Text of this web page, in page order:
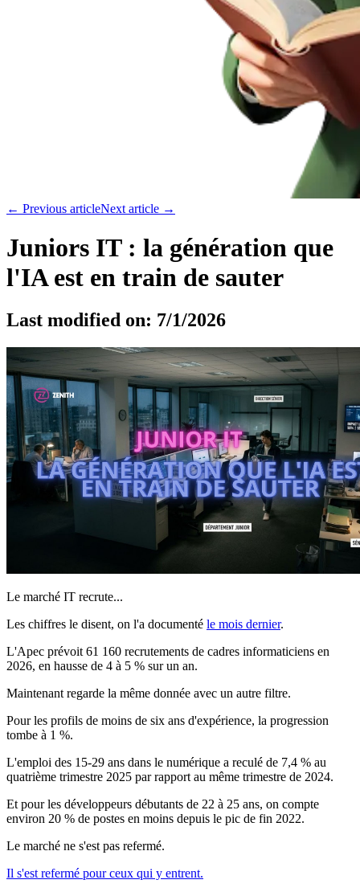
← Previous articleNext article →
Juniors IT : la génération que
l'IA est en train de sauter
Last modified on: 7/1/2026
Le marché IT recrute...
Les chiffres le disent, on l'a documenté le mois dernier.
L'Apec prévoit 61 160 recrutements de cadres informaticiens en
2026, en hausse de 4 à 5 % sur un an.
Maintenant regarde la même donnée avec un autre filtre.
Pour les profils de moins de six ans d'expérience, la progression
tombe à 1 %.
L'emploi des 15-29 ans dans le numérique a reculé de 7,4 % au
quatrième trimestre 2025 par rapport au même trimestre de 2024.
Et pour les développeurs débutants de 22 à 25 ans, on compte
environ 20 % de postes en moins depuis le pic de fin 2022.
Le marché ne s'est pas refermé.
Il s'est refermé pour ceux qui y entrent.